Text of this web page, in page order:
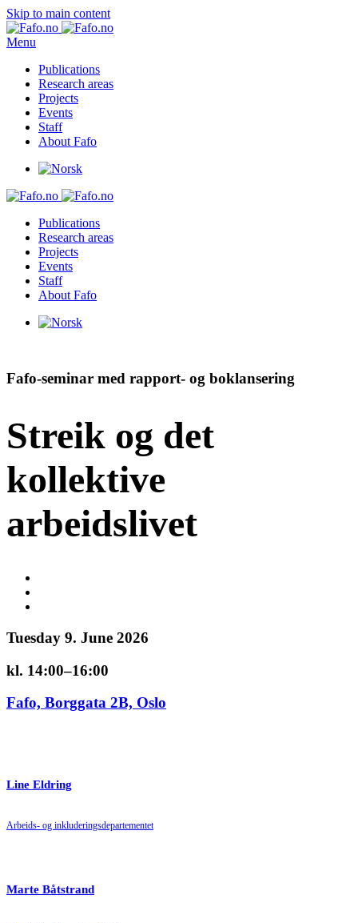
Skip to main content
Menu
Publications
Research areas
Projects
Events
Staff
About Fafo
Publications
Research areas
Projects
Events
Staff
About Fafo
Fafo-seminar med rapport- og boklansering
Streik og det
kollektive
arbeidslivet
Tuesday 9. June 2026
kl. 14:00–16:00
Fafo, Borggata 2B, Oslo
Line Eldring
Arbeids- og inkluderingsdepartementet
Marte Båtstrand